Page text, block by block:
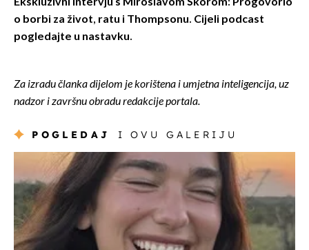
o borbi za život, ratu i Thompsonu. Cijeli podcast
pogledajte u nastavku.
Za izradu članka dijelom je korištena i umjetna inteligencija, uz
nadzor i završnu obradu redakcije portala.
POGLEDAJ I OVU GALERIJU